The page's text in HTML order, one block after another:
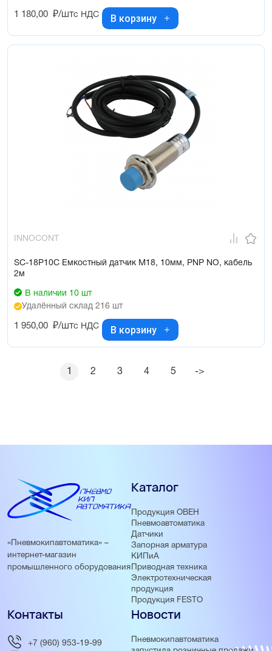
1 180,00 ₽/штс НДС В корзину
INNOCONT
SC-18P10C Емкостный датчик М18, 10мм, PNP NO, кабель
2м
В наличии 10 шт
Удалённый склад 216 шт
1 950,00 ₽/штс НДС В корзину
2 3 4 5 ->
«Пневмокипавтоматика» –
интернет-магазин
промышленного оборудования
Каталог
Продукция ОВЕН
Пневмоавтоматика
Датчики
Запорная арматура
КИПиА
Приводная техника
Электротехническая
продукция
Продукция FESTO
Новости
Пневмокипавтоматика
Контакты
+7 (960) 953-19-99